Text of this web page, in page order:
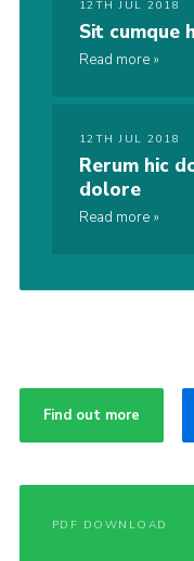
12TH JUL 2018
Sit cumque
Read more
12TH JUL 2018
Rerum hic
dolore
Read more
Find out more
PDF DOWNLOAD